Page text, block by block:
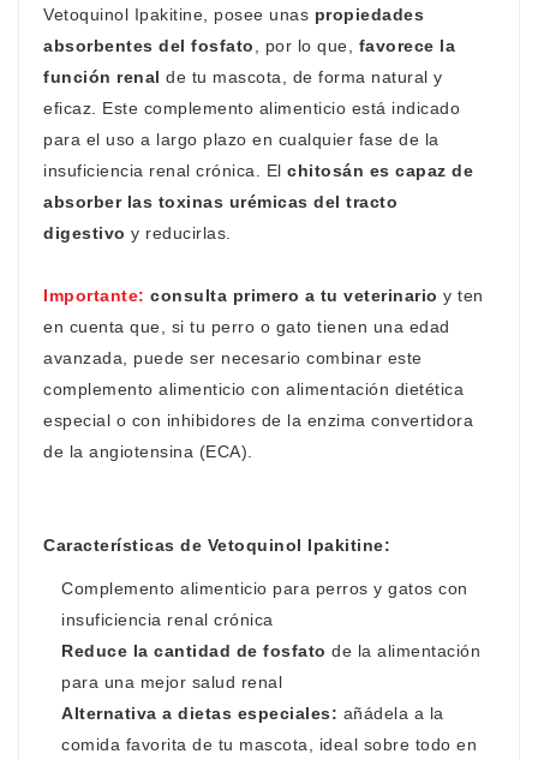
Vetoquinol Ipakitine, posee unas propiedades
absorbentes del fosfato , por lo que,
favorece la
función renal de tu mascota, de forma natural y
eficaz. Este complemento alimenticio está indicado
para el uso a largo plazo en cualquier fase de la
insuficiencia renal crónica. El chitosán es capaz de
absorber las toxinas urémicas del tracto
digestivo y reducirlas.
Importante: consulta primero a tu veterinario y ten
en cuenta que, si tu perro o gato tienen una edad
avanzada, puede ser necesario combinar este
complemento alimenticio con alimentación dietética
especial o con inhibidores de la enzima convertidora
de la angiotensina (ECA).
Características de Vetoquinol Ipakitine:
Complemento alimenticio para perros y gatos con
insuficiencia renal crónica
Reduce la cantidad de fosfato de la alimentación
para una mejor salud renal
Alternativa a dietas especiales: añádela a la
comida favorita de tu mascota, ideal sobre todo en